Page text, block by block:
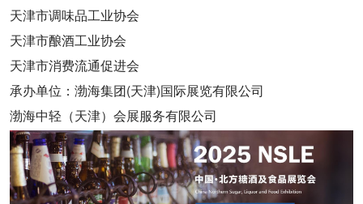
天津市调味品工业协会
天津市酿酒工业协会
天津市消费流通促进会
承办单位：渤海集团(天津)国际展览有限公司
渤海中轻（天津）会展服务有限公司